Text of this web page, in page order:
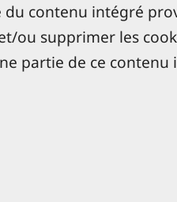
contenu intégré
ou supprimer les
partie de ce